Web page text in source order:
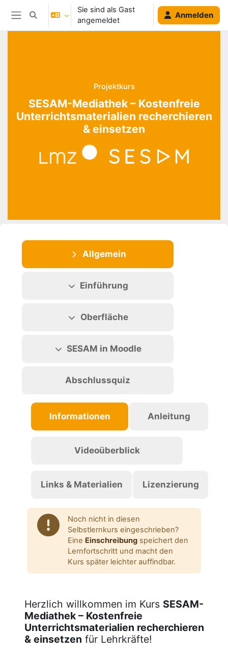
Zum Hauptinhalt
Website-Übersicht
Sucheingabe umschalten
Sie sind als Gast
angemeldet
Anmelden
Projektkurs
SESAM-Mediathek – Kostenfreie
Unterrichtsmaterialien recherchieren
& einsetzen
Abschnittsübersicht
Allgemein
Einführung
Oberfläche
SESAM in Moodle
Abschlussquiz
Informationen Anleitung
Videoüberblick
Links & Materialien Lizenzierung
Noch nicht in diesen
Selbstlernkurs eingeschrieben?
Eine Einschreibung speichert den
Lernfortschritt und macht den
Kurs später leichter auffindbar.
Herzlich willkommen im Kurs SESAM-
Mediathek – Kostenfreie
Unterrichtsmaterialien recherchieren
& einsetzen für Lehrkräfte!